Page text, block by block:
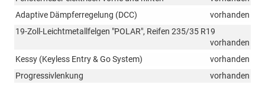
Adaptive Dämpferregelung (DCC)
vorhanden
19-Zoll-Leichtmetallfelgen "POLAR", Reifen 235/35 R19
vorhanden
Kessy (Keyless Entry & Go System)
vorhanden
Progressivlenkung
vorhanden